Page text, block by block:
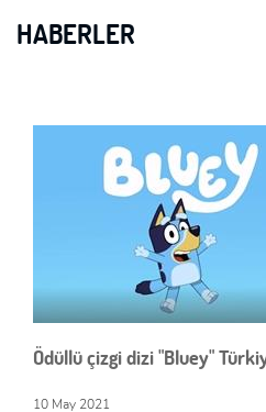
HABERLER
Ödüllü çizgi dizi "Bluey"
10 May 2021